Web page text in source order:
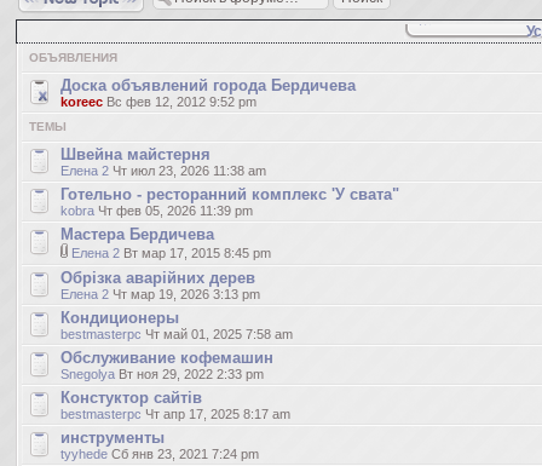
ОБЪЯВЛЕНИЯ
Доска объявлений города Бердичева
koreec Вс фев 12, 2012 9:52 pm
ТЕМЫ
Швейна майстерня
Елена 2 Чт июл 23, 2026 11:38 am
Готельно - ресторанний комплекс 'У свата"
kobra Чт фев 05, 2026 11:39 pm
Мастера Бердичева
Елена 2 Вт мар 17, 2015 8:45 pm
Обрізка аварійних дерев
Елена 2 Чт мар 19, 2026 3:13 pm
Кондиционеры
bestmasterpc Чт май 01, 2025 7:58 am
Обслуживание кофемашин
Snegolya Вт ноя 29, 2022 2:33 pm
Констуктор сайтів
bestmasterpc Чт апр 17, 2025 8:17 am
инструменты
tyyhede Сб янв 23, 2021 7:24 pm